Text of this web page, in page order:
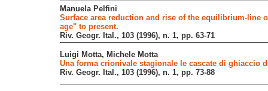
Manuela Pelfini
Surface area reduction and rise of the equilibrium-line
age" to present.
Riv. Geogr. Ital., 103 (1996), n. 1, pp. 63-71
Luigi Motta, Michele Motta
Una forma crionivale stagionale le cascate di ghiaccio
Riv. Geogr. Ital., 103 (1996), n. 1, pp. 73-88